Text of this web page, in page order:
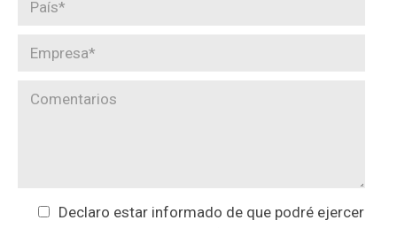
Declaro estar informado de que podré ejercer